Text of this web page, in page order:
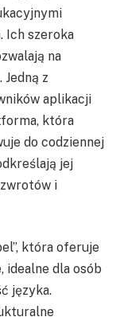
Ich szeroka
na
z
aplikacji
która
do codziennej
jej
i
która oferuje
idealne dla osób
języka.